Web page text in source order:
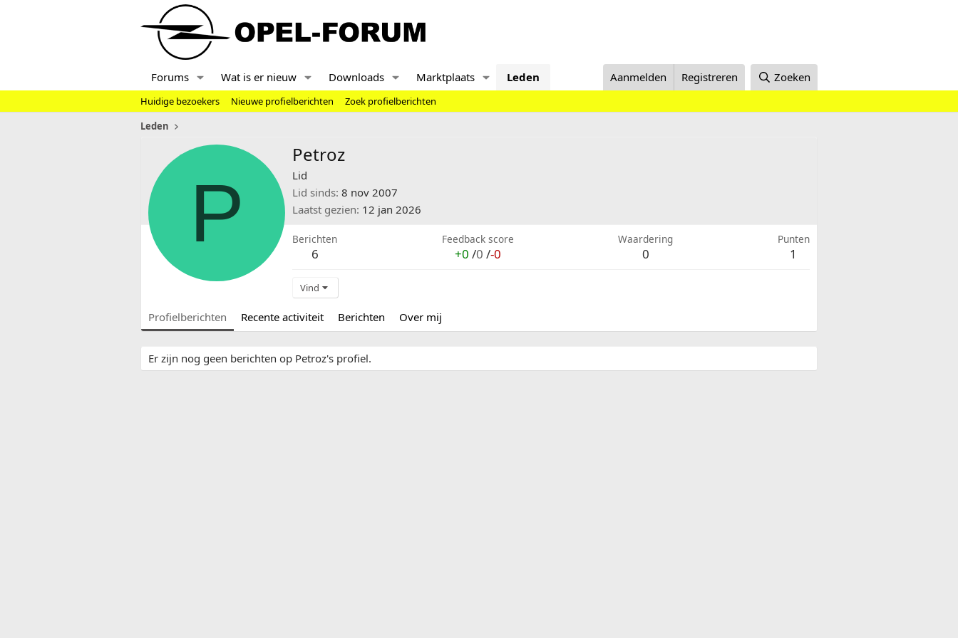
Forums Wat is er nieuw Downloads Marktplaats Leden Aanmelden Registreren Zoeken
Huidige bezoekers Nieuwe profielberichten
Zoek profielberichten
Leden
P
Petroz
Lid
Lid sinds 8 nov 2007
Laatst gezien 12 jan 2026
Berichten
6
Feedback score
+0 /0 /-0
Waardering
0
Punten
1
Vind
Profielberichten Recente activiteit Berichten Over mij
Er zijn nog geen berichten op Petroz's profiel.